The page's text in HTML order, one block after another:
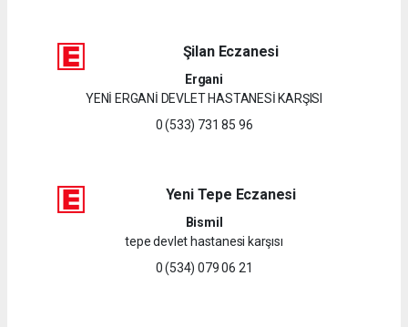
Şilan Eczanesi
Ergani
YENİ ERGANİ DEVLET HASTANESİ KARŞISI
0 (533) 731 85 96
Yeni Tepe Eczanesi
Bismil
tepe devlet hastanesi karşısı
0 (534) 079 06 21